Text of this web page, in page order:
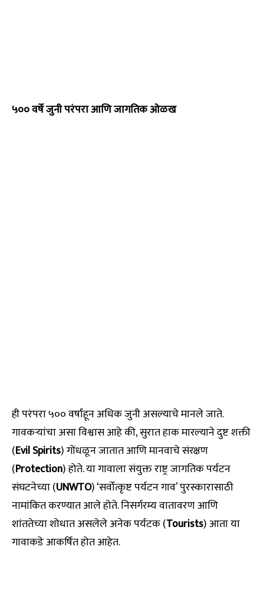
५०० वर्षे जुनी परंपरा आणि जागतिक ओळख
ही परंपरा ५०० वर्षांहून अधिक जुनी असल्याचे मानले जाते.
गावकऱ्यांचा असा विश्वास आहे की, सुरात हाक मारल्याने दुष्ट शक्ती
(Evil Spirits) गोंधळून जातात आणि मानवाचे संरक्षण
(Protection) होते. या गावाला संयुक्त राष्ट्र जागतिक पर्यटन
संघटनेच्या (UNWTO) ‘सर्वोत्कृष्ट पर्यटन गाव’ पुरस्कारासाठी
नामांकित करण्यात आले होते. निसर्गरम्य वातावरण आणि
शांततेच्या शोधात असलेले अनेक पर्यटक (Tourists) आता या
गावाकडे आकर्षित होत आहेत.